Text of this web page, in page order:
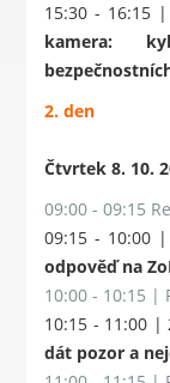
15:30 - 16:15
kamera:
2.den
Čtvrtek 8. 10.
09:00 - 09:15
09:15 - 10:00
odpověď na
10:00 - 10:15 |
10:15 - 11:00 |
dát pozor a